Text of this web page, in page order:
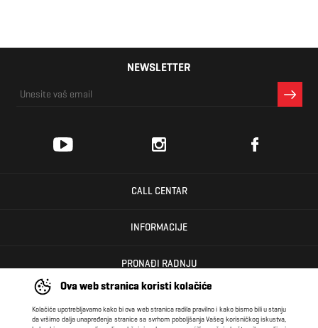
Ova web stranica koristi kolačiće
Kolačiće upotrebljavamo kako bi ova web stranica radila pravilno i kako bismo bili u stanju
da vršimo dalja unapređenja stranice sa svrhom poboljšanja Vašeg korisničkog iskustva,
NEWSLETTER
CALL CENTAR
INFORMACIJE
PRONAĐI RADNJU